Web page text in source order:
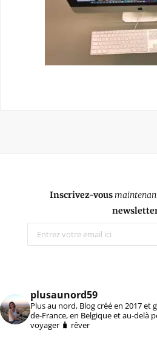
Inscrivez-vous
plusaunord59
Plus au nord, Blog créé en 2017 et
de-France, en Belgique et au-
voyager 🧳 rêver